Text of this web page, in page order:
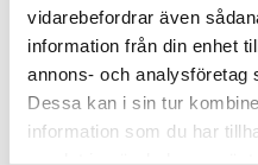
vidarebefordrar även
information från din enhet
annons- och analysföretag
Dessa kan i sin tur
information som du har
Lagerstatus
Artikelnr